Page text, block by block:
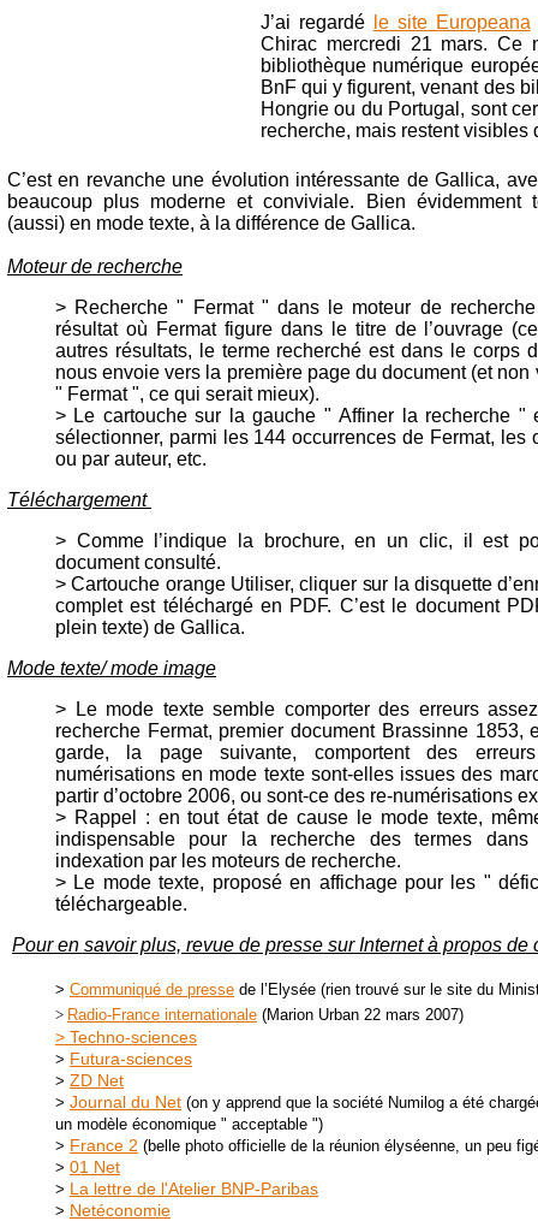
J’ai regardé le site Europeana
Chirac mercredi 21 mars. Ce
bibliothèque numérique
BnF qui y figurent, venant des
Hongrie ou du Portugal, sont
recherche, mais restent visibles
C’est en revanche une évolution intéressante de Gallica,
beaucoup plus moderne et conviviale. Bien évidemment
(aussi) en mode texte, à la différence de Gallica.
Moteur de recherche
> Recherche " Fermat " dans le moteur de
résultat où Fermat figure dans le titre de l’ouvrage
autres résultats, le terme recherché est dans le corps
nous envoie vers la première page du document (et non
" Fermat ", ce qui serait mieux).
> Le cartouche sur la gauche " Affiner la recherche "
sélectionner, parmi les 144 occurrences de Fermat, les
ou par auteur, etc.
Téléchargement
> Comme l’indique la brochure, en un clic, il est
document consulté.
> Cartouche orange Utiliser, cliquer sur la disquette
complet est téléchargé en PDF. C’est le document
plein texte) de Gallica.
Mode texte/ mode image
> Le mode texte semble comporter des erreurs
recherche Fermat, premier document Brassinne 1853,
garde, la page suivante, comportent des
numérisations en mode texte sont-elles issues des
partir d’octobre 2006, ou sont-ce des re-numérisations
> Rappel : en tout état de cause le mode texte,
indispensable pour la recherche des termes
indexation par les moteurs de recherche.
> Le mode texte, proposé en affichage pour les "
téléchargeable.
Pour en savoir plus, revue de presse sur Internet à propos de
> Communiqué de presse de l’Elysée (rien trouvé sur le site du
> Radio-France internationale (Marion Urban 22 mars 2007)
> Techno-sciences
> Futura-sciences
> ZD Net
> Journal du Net (on y apprend que la société Numilog a été
un modèle économique " acceptable ")
> France 2 (belle photo officielle de la réunion élyséenne, un peu
> 01 Net
> La lettre de l'Atelier BNP-Paribas
> Netéconomie